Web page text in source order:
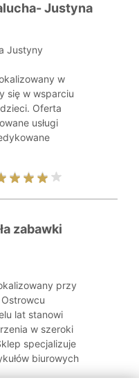
Justyna
Justyny
w
się w wsparciu
Oferta
usługi
zabawki
przy
lat stanowi
w szeroki
specjalizuje
biurowych